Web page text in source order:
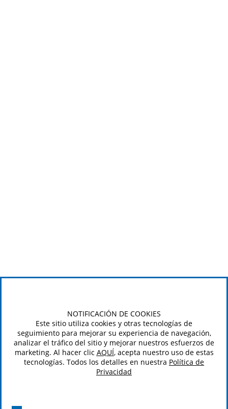
NOTIFICACIÓN DE COOKIES
Este sitio utiliza cookies y otras tecnologías de
seguimiento para mejorar su experiencia de navegación,
analizar el tráfico del sitio y mejorar nuestros esfuerzos de
marketing. Al hacer clic AQUÍ, acepta nuestro uso de estas
tecnologías. Todos los detalles en nuestra Política de
Privacidad